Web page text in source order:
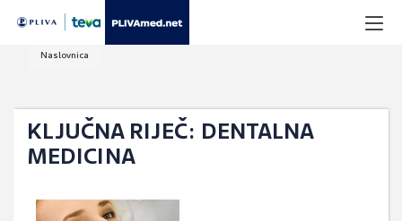
Naslovnica
KLJUČNA RIJEČ: DENTALNA
MEDICINA